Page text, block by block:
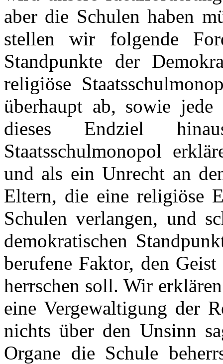
aber die Schulen haben
stellen wir folgende
Standpunkte der
religiöse
überhaupt ab, sowie
dieses Endziel
Staatsschulmonopol
und als ein Unrecht an
Eltern, die eine religiöse
Schulen verlangen, und
demokratischen
berufene Faktor, den
herrschen soll. Wir
eine Vergewaltigung der
nichts über den Unsinn
Organe die Schule